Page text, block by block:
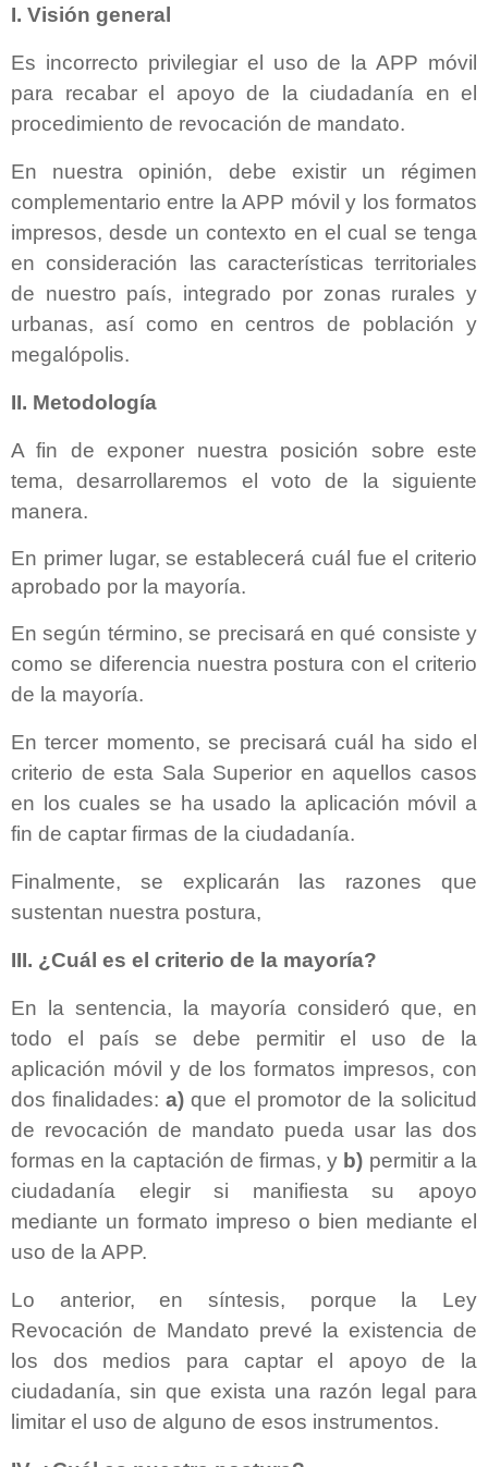
I. Visión general
Es incorrecto privilegiar el uso de la APP móvil
para recabar el apoyo de la ciudadanía en el
procedimiento de revocación de mandato.
En nuestra opinión, debe existir un régimen
complementario entre la APP móvil y los formatos
impresos, desde un contexto en el cual se tenga
en consideración las características territoriales
de nuestro país, integrado por zonas rurales y
urbanas, así como en centros de población y
megalópolis.
II. Metodología
A fin de exponer nuestra posición sobre este
tema, desarrollaremos el voto de la siguiente
manera.
En primer lugar, se establecerá cuál fue el criterio
aprobado por la mayoría.
En según término, se precisará en qué consiste y
como se diferencia nuestra postura con el criterio
de la mayoría.
En tercer momento, se precisará cuál ha sido el
criterio de esta Sala Superior en aquellos casos
en los cuales se ha usado la aplicación móvil a
fin de captar firmas de la ciudadanía.
Finalmente, se explicarán las razones que
sustentan nuestra postura,
III. ¿Cuál es el criterio de la mayoría?
En la sentencia, la mayoría consideró que, en
todo el país se debe permitir el uso de la
aplicación móvil y de los formatos impresos, con
dos finalidades:a) que el promotor de la solicitud
de revocación de mandato pueda usar las dos
formas en la captación de firmas, y b) permitir a la
ciudadanía elegir si manifiesta su apoyo
mediante un formato impreso o bien mediante el
uso de la APP.
Lo anterior, en síntesis, porque la Ley
Revocación de Mandato prevé la existencia de
los dos medios para captar el apoyo de la
ciudadanía, sin que exista una razón legal para
limitar el uso de alguno de esos instrumentos.